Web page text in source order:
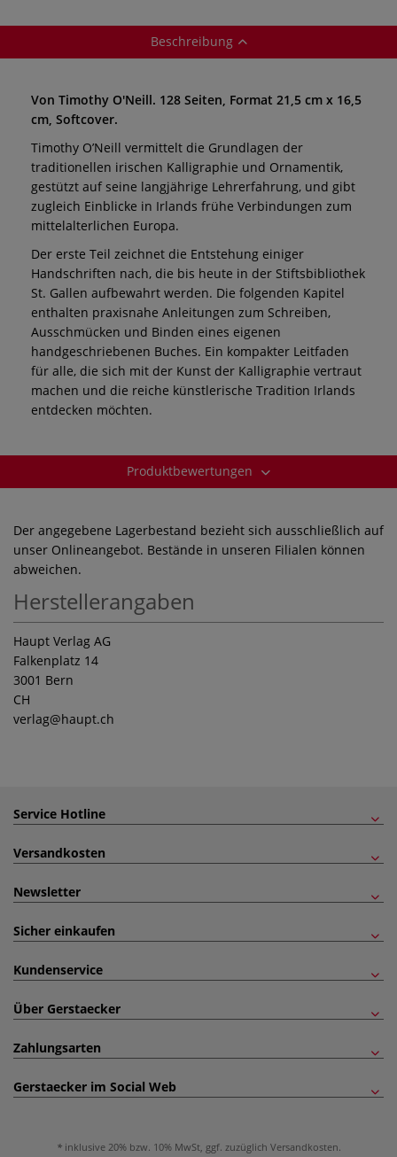
Beschreibung
Von Timothy O'Neill. 128 Seiten, Format 21,5 cm x 16,5
cm, Softcover.
Timothy O’Neill vermittelt die Grundlagen der
traditionellen irischen Kalligraphie und Ornamentik,
gestützt auf seine langjährige Lehrerfahrung, und gibt
zugleich Einblicke in Irlands frühe Verbindungen zum
mittelalterlichen Europa.
Der erste Teil zeichnet die Entstehung einiger
Handschriften nach, die bis heute in der Stiftsbibliothek
St. Gallen aufbewahrt werden. Die folgenden Kapitel
enthalten praxisnahe Anleitungen zum Schreiben,
Ausschmücken und Binden eines eigenen
handgeschriebenen Buches. Ein kompakter Leitfaden
für alle, die sich mit der Kunst der Kalligraphie vertraut
machen und die reiche künstlerische Tradition Irlands
entdecken möchten.
Produktbewertungen
Der angegebene Lagerbestand bezieht sich ausschließlich auf
unser Onlineangebot. Bestände in unseren Filialen können
abweichen.
Herstellerangaben
Haupt Verlag AG
Falkenplatz 14
3001 Bern
CH
verlag@haupt.ch
Service Hotline
Versandkosten
Newsletter
Sicher einkaufen
Kundenservice
Über Gerstaecker
Zahlungsarten
Gerstaecker im Social Web
inklusive 20% bzw. 10% MwSt, ggf. zuzüglich Versandkosten.